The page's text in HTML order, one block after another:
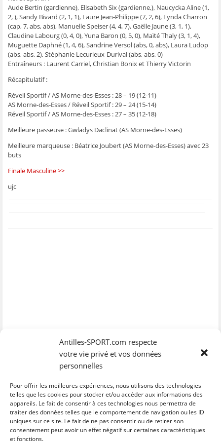
Antilles-SPORT.com respecte
votre vie privé et vos données
personnelles
Pour offrir les meilleures expériences, nous utilisons des technologies
telles que les cookies pour stocker et/ou accéder aux informations des
appareils. Le fait de consentir à ces technologies nous permettra de
traiter des données telles que le comportement de navigation ou les ID
uniques sur ce site. Le fait de ne pas consentir ou de retirer son
consentement peut avoir un effet négatif sur certaines caractéristiques
et fonctions.
Aude Bertin (gardienne), Elisabeth Six (gardienne,), Naucycka Aline (1,
2, ), Sandy Bivard (2, 1, 1), Laure Jean-Philippe (7, 2, 6), Lynda Charron
(cap, 7, abs, abs), Manuelle Speiser (4, 4, 7), Gaëlle Jaune (3, 1, 1),
Claudine Labourg (0, 4, 0), Yuna Baron (0, 5, 0), Maïté Thaly (3, 1, 4),
Muguette Daphné (1, 4, 6), Sandrine Versol (abs, 0, abs), Laura Ludop
(abs, abs, 2), Stéphanie Lecurieux-Durival (abs, abs, 0)
Entraîneurs : Laurent Carriel, Christian Bonix et Thierry Victorin
Récapitulatif :
Réveil Sportif / AS Morne-des-Esses : 28 – 19 (12-11)
AS Morne-des-Esses / Réveil Sportif : 29 – 24 (15-14)
Réveil Sportif / AS Morne-des-Esses : 27 – 35 (12-18)
Meilleure passeuse : Gwladys Daclinat (AS Morne-des-Esses)
Meilleure marqueuse : Béatrice Joubert (AS Morne-des-Esses) avec 23
buts
Finale Masculine >>
ujc
C
l
C
l
C
l
i
C
l
C
l